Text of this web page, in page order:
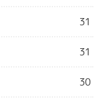
31
31
30